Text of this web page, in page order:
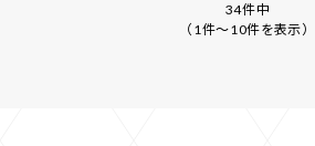
34件中
（1件〜10件を表示）